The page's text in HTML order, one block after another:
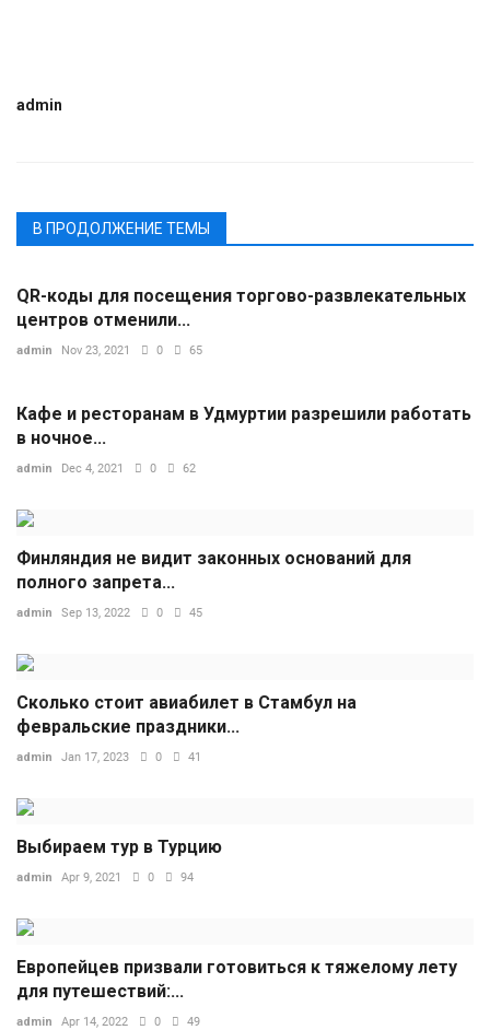
admin
В ПРОДОЛЖЕНИЕ ТЕМЫ
QR-коды для посещения торгово-развлекательных
центров отменили...
admin Nov 23, 2021 0 65
Кафе и ресторанам в Удмуртии разрешили работать
в ночное...
admin Dec 4, 2021 0 62
Финляндия не видит законных оснований для
полного запрета...
admin Sep 13, 2022 0 45
Сколько стоит авиабилет в Стамбул на
февральские праздники...
admin Jan 17, 2023 0 41
Выбираем тур в Турцию
admin Apr 9, 2021 0 94
Европейцев призвали готовиться к тяжелому лету
для путешествий:...
admin Apr 14, 2022 0 49